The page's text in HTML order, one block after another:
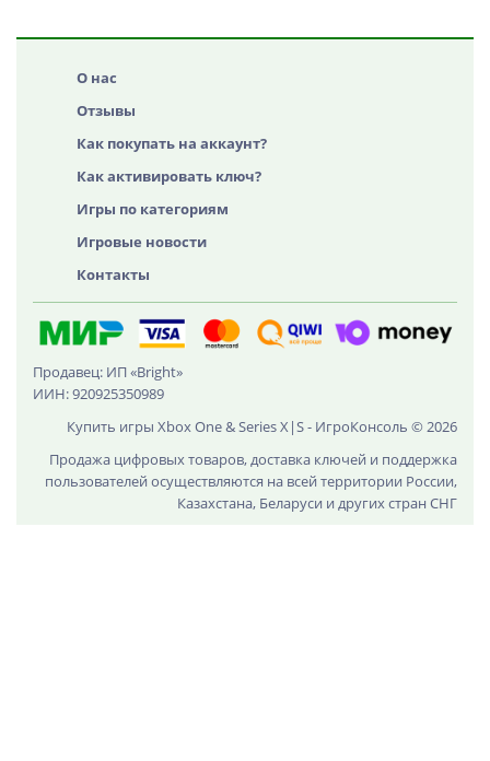
О нас
Отзывы
Как покупать на аккаунт?
Как активировать ключ?
Игры по категориям
Игровые новости
Контакты
Продавец: ИП «Bright»
ИИН: 920925350989
Купить игры Xbox One & Series X|S - ИгроКонсоль © 2026
Продажа цифровых товаров, доставка ключей и поддержка
пользователей осуществляются на всей территории России,
Казахстана, Беларуси и других стран СНГ